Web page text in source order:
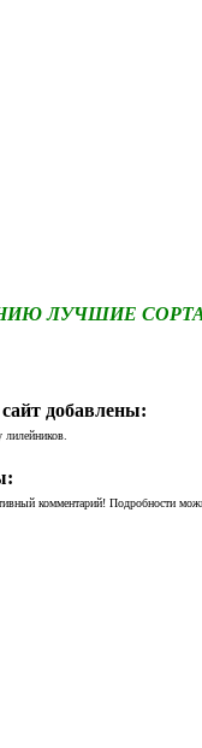
ЛУЧШИЕ СОРТА
добавлены:
комментарий! Подробности